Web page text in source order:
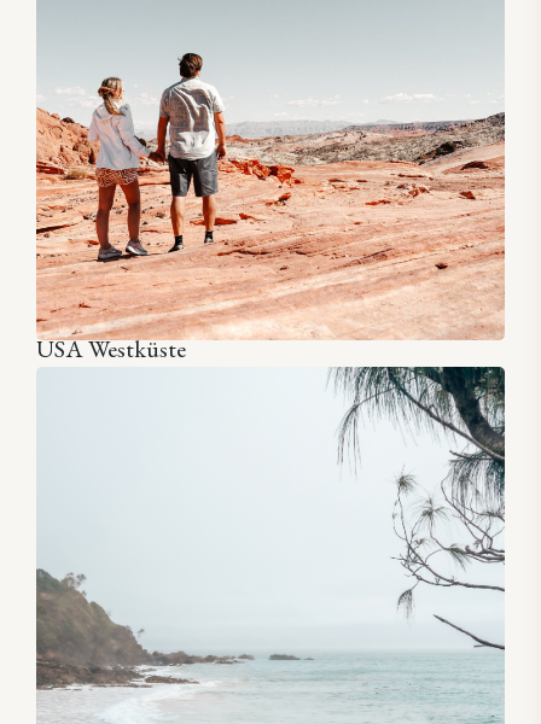
USA Westküste